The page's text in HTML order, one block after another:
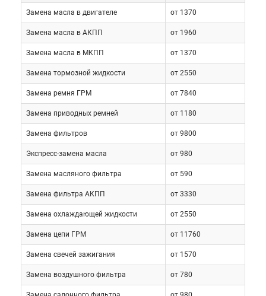
машины в целом, обслуживание Дайхатсу Териос
Кид необходимо осуществлять с известным
тщанием, например, синтетическое масло
рекомендуется менять каждые пять-шесть тысяч
километров, а органическое каждые три тысячи.
Впрочем, техническое обслуживание Daihatsu
Terios Kid в этом компоненте, учитывая небольшой
объем масла в двигателе, составляющий всего 2,2
литра, имеет не такую большую стоимость как
может показаться на первый взгляд, а по
сравнению с «большими» внедорожниками
обходится и вовсе дешево.
Кроме более частой смены масла, плановое
обслуживание Дайхатсу Териос Кид включает
смену свечей зажигания и воздушного фильтра
раньше срока рекомендованного изготовителем,
хотя цена этих компонентов не так высока, что бы
это стало серьезным недостатком. Причина этого
достаточно очевидна для опытного
Замена масла в двигателе от 1370
Замена масла в АКПП от 1960
Замена масла в МКПП от 1370
Замена тормозной жидкости от 2550
Замена ремня ГРМ от 7840
Замена приводных ремней от 1180
Замена фильтров от 9800
Экспресс-замена масла от 980
Замена масляного фильтра от 590
Замена фильтра АКПП от 3330
Замена охлаждающей жидкости от 2550
Замена цепи ГРМ от 11760
Замена свечей зажигания от 1570
Замена воздушного фильтра от 780